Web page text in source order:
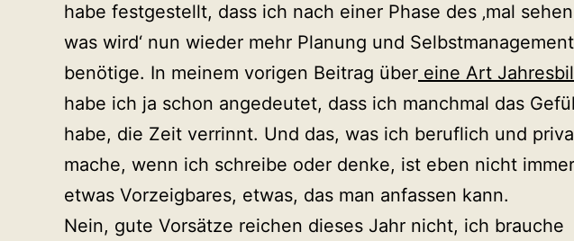
habe festgestellt, dass ich nach einer Phase des ‚mal
was wird‘ nun wieder mehr Planung und Selbstmanagement
benötige. In meinem vorigen Beitrag über eine Art
habe ich ja schon angedeutet, dass ich manchmal das
habe, die Zeit verrinnt. Und das, was ich beruflich und
mache, wenn ich schreibe oder denke, ist eben nicht immer
etwas Vorzeigbares, etwas, das man anfassen kann.
Nein, gute Vorsätze reichen dieses Jahr nicht, ich brauche